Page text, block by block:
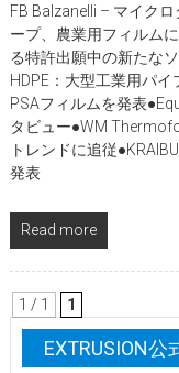
FB Balzanelli – マイク
ープ、農業用フィルム
る特許出願中の新たな
HDPE：大型工業用パ
PSAフィルムを発表
タビュー●WM
トレンドに追従
発表
Read more
1 / 1 1
EXTRUSION公